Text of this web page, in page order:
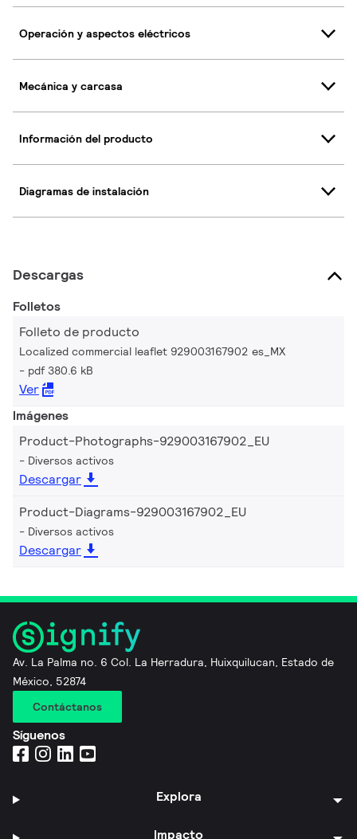
Operación y aspectos eléctricos
Mecánica y carcasa
Información del producto
Diagramas de instalación
Descargas
Folletos
Folleto de producto
Localized commercial leaflet 929003167902 es_MX
pdf 380.6 kB
Ver
Imágenes
Product-Photographs-929003167902_EU
Diversos activos
Descargar
Product-Diagrams-929003167902_EU
Diversos activos
Descargar
Av. La Palma no. 6 Col. La Herradura, Huixquilucan, Estado de
México, 52874
Contáctanos
Síguenos
Explora
Impacto